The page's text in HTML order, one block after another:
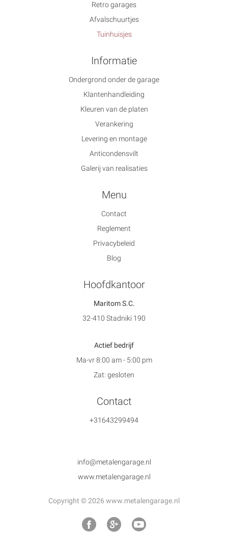
Retro garages
Afvalschuurtjes
Tuinhuisjes
Informatie
Ondergrond onder de garage
Klantenhandleiding
Kleuren van de platen
Verankering
Levering en montage
Anticondensvilt
Galerij van realisaties
Menu
Contact
Reglement
Privacybeleid
Blog
Hoofdkantoor
Maritom S.C.
32-410 Stadniki 190
Actief bedrijf
Ma-vr 8:00 am - 5:00 pm
Zat: gesloten
Contact
+31643299494
info@metalengarage.nl
www.metalengarage.nl
Copyright © 2026 www.metalengarage.nl